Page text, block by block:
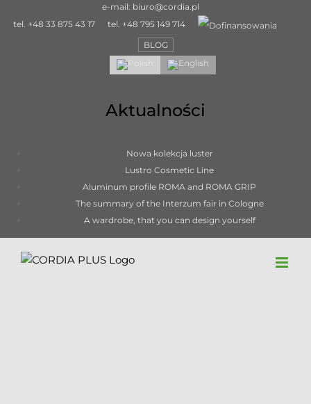
e-mail: biuro@cordia.pl
tel. +48 33 875 43 17 tel. +48 795 149 714
BLOG
Aktualności
Nowa kolekcja luster
Lustro Cosmetic Line
Aluminum profile ROMA and ROMA GRIP
The summary of the Interzum fair in Cologne
A wardrobe, that you can design yourself